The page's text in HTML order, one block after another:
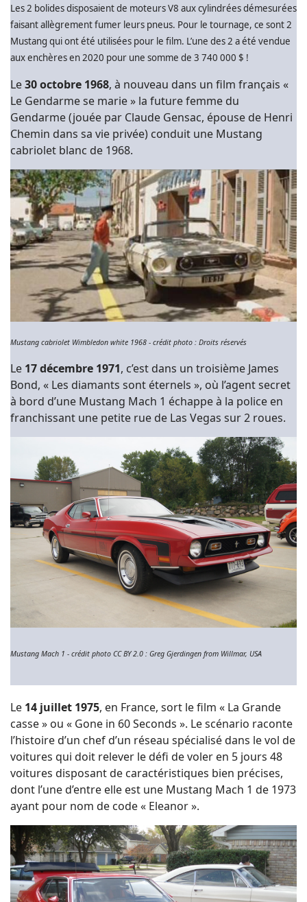
Les 2 bolides disposaient de moteurs V8 aux cylindrées démesurées
faisant allègrement fumer leurs pneus. Pour le tournage, ce sont 2
Mustang qui ont été utilisées pour le film. L’une des 2 a été vendue
aux enchères en 2020 pour une somme de 3 740 000 $ !
Le30 octobre 1968, à nouveau dans un film français «
Le Gendarme se marie » la future femme du
Gendarme (jouée par Claude Gensac, épouse de Henri
Chemin dans sa vie privée) conduit une Mustang
cabriolet blanc de 1968.
Mustang cabriolet Wimbledon white 1968 - crédit photo : Droits réservés
Le 17 décembre 1971, c’est dans un troisième James
Bond, « Les diamants sont éternels », où l’agent secret
à bord d’une Mustang Mach 1 échappe à la police en
franchissant une petite rue de Las Vegas sur 2 roues.
Mustang Mach 1 - crédit photo CC BY 2.0 : Greg Gjerdingen from Willmar, USA
Le 14 juillet 1975, en France, sort le film « La Grande
casse » ou « Gone in 60 Seconds ». Le scénario raconte
l’histoire d’un chef d’un réseau spécialisé dans le vol de
voitures qui doit relever le défi de voler en 5 jours 48
voitures disposant de caractéristiques bien précises,
dont l’une d’entre elle est une Mustang Mach 1 de 1973
ayant pour nom de code « Eleanor ».